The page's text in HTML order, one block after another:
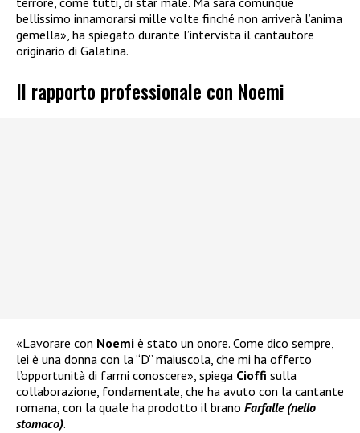
bellissimo innamorarsi mille volte finché non arriverà l’anima
gemella», ha spiegato durante l’intervista il cantautore
originario di Galatina.
Il rapporto professionale con Noemi
«Lavorare con Noemi è stato un onore. Come dico sempre,
lei è una donna con la “D” maiuscola, che mi ha offerto
l’opportunità di farmi conoscere», spiega Cioffi sulla
collaborazione, fondamentale, che ha avuto con la cantante
romana, con la quale ha prodotto il brano Farfalle (nello
stomaco).